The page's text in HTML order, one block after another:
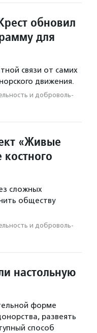
обновил
для
связи от самих
движения.
и доброволь­
«Живые
сложных
обществу
и доброволь­
настольную
форме
развеять
способ